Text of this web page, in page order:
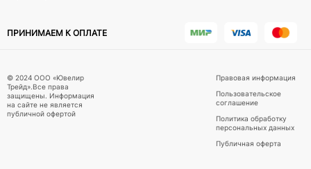
ПРИНИМАЕМ К ОПЛАТЕ
© 2024 ООО «Ювелир
Трейд».Все права
защищены. Информация
на сайте не является
публичной офертой
Правовая информация
Пользовательское
соглашение
Политика обработку
персональных данных
Публичная оферта